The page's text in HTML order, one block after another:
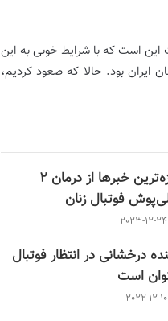
این است که با شرایط خوبی به این
ایران بود. حالا که صعود کردیم،
تازه‌ترین خبرها از درمان ۲
فوتبال زنان
2023-12-24
درخشانی در انتظار فوتبال
است
2022-12-10